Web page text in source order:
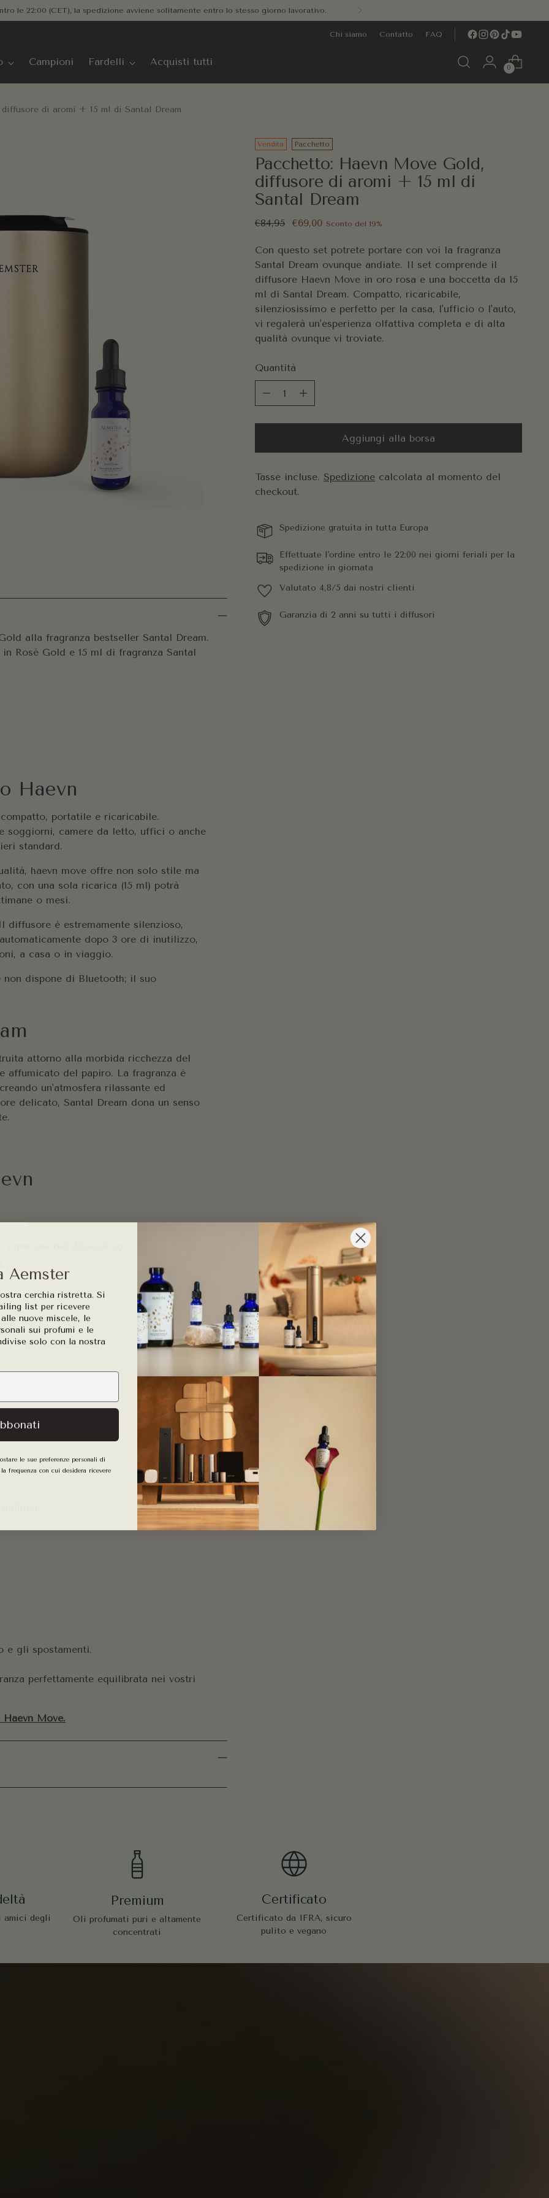
gratuita per gli ordini in Europa - non è richiesto un minimo di spesa.
Chi siamo Contatto FAQ
Campioni Fardelli Acquisti tutti
0
di aromi + 15 ml di Santal Dream
alla fragranza bestseller Santal Dream.
Rosé Gold e 15 ml di fragranza Santal
Haevn
portatile e ricaricabile.
soggiorni, camere da letto, uffici o anche
standard.
haevn move offre non solo stile ma
con una sola ricarica (15 ml) potrà
o mesi.
è estremamente silenzioso,
dopo 3 ore di inutilizzo,
a casa o in viaggio.
dispone di Bluetooth; il suo
attorno alla morbida ricchezza del
affumicato del papiro. La fragranza è
un'atmosfera rilassante ed
delicato, Santal Dream dona un senso
del dispositivo
è quasi silenziosa)
e gli spostamenti.
perfettamente equilibrata nei vostri
Haevn Move.
Vendita Pacchetto
Pacchetto: Haevn Move Gold,
diffusore di aromi + 15 ml di
Santal Dream
Prezzo
€84,95 €69,00 Sconto del 19%
Con questo set potrete portare con voi la fragranza
Santal Dream ovunque andiate. Il set comprende il
diffusore Haevn Move in oro rosa e una boccetta da 15
ml di Santal Dream. Compatto, ricaricabile,
silenziosissimo e perfetto per la casa, l'ufficio o l'auto,
vi regalerà un'esperienza olfattiva completa e di alta
qualità ovunque vi troviate.
Quantità
Quantità
Aggiungi alla borsa
Tasse incluse. Spedizionecalcolata al momento del
checkout.
Spedizione gratuita in tutta Europa
Effettuate l'ordine entro le 22:00 nei giorni feriali per la
spedizione in giornata
Valutato 4,8/5 dai nostri clienti
Garanzia di 2 anni su tutti i diffusori
amici degli
Premium
Oli profumati puri e altamente
concentrati
Certificato
Certificato da IFRA, sicuro
pulito e vegano
Aemster
cerchia ristretta. Si
list per ricevere
nuove miscele, le
sui profumi e le
solo con la nostra
le sue preferenze personali di
frequenza con cui desidera ricevere